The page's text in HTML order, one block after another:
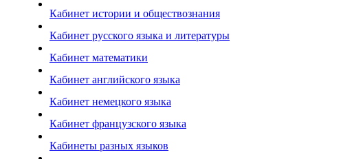
Кабинет истории и обществознания
Кабинет русского языка и литературы
Кабинет математики
Кабинет английского языка
Кабинет немецкого языка
Кабинет французского языка
Кабинеты разных языков